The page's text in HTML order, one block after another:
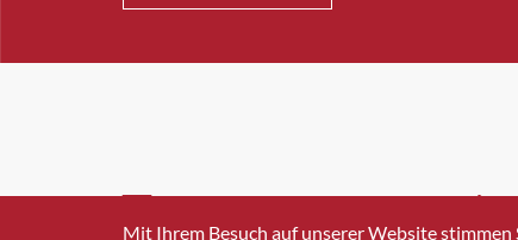
INFO@SWISSICT.CH
Mit Ihrem Besuch auf unserer Website